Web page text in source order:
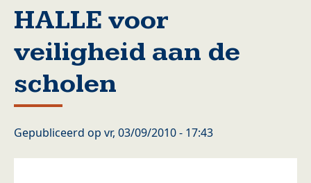
HALLE voor
veiligheid aan de
scholen
Gepubliceerd op vr, 03/09/2010 - 17:43